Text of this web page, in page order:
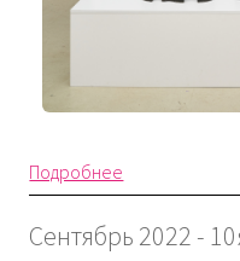
Подробнее
Сентябрь 2022 -